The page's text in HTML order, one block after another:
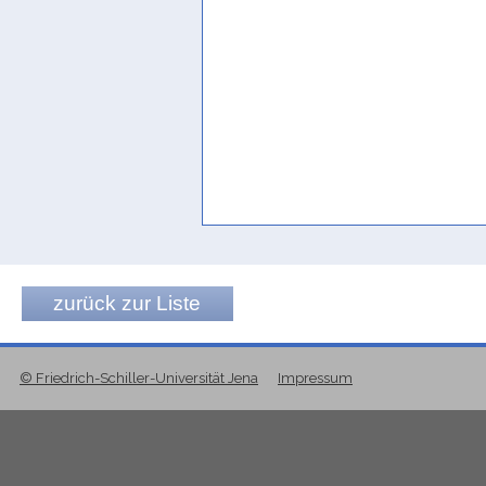
zurück zur Liste
© Friedrich-Schiller-Universität Jena Impressum